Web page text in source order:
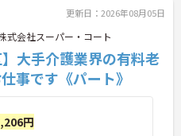
認め合えるため、
気の職場です。
るかも！」という
ており、入社1日
る「フジキャタ提
ての提案に目を通
ービス向上につな
取り組めます。
更新日：2026年08月05日
式会社スーパー・コート
】大手介護業界の有料老
事です《パート》
円